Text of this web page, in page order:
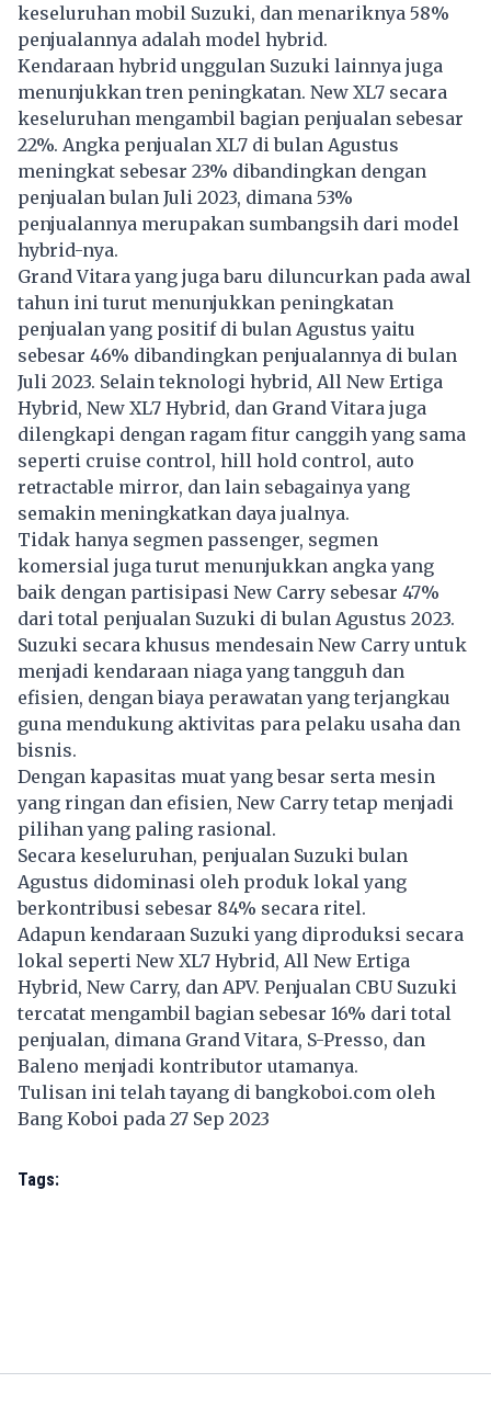
keseluruhan mobil Suzuki, dan menariknya 58%
penjualannya adalah model hybrid.
Kendaraan hybrid unggulan Suzuki lainnya juga
menunjukkan tren peningkatan. New XL7 secara
keseluruhan mengambil bagian penjualan sebesar
22%. Angka penjualan XL7 di bulan Agustus
meningkat sebesar 23% dibandingkan dengan
penjualan bulan Juli 2023, dimana 53%
penjualannya merupakan sumbangsih dari model
hybrid-nya.
Grand Vitara yang juga baru diluncurkan pada awal
tahun ini turut menunjukkan peningkatan
penjualan yang positif di bulan Agustus yaitu
sebesar 46% dibandingkan penjualannya di bulan
Juli 2023. Selain teknologi hybrid, All New Ertiga
Hybrid, New XL7 Hybrid, dan Grand Vitara juga
dilengkapi dengan ragam fitur canggih yang sama
seperti cruise control, hill hold control, auto
retractable mirror, dan lain sebagainya yang
semakin meningkatkan daya jualnya.
Tidak hanya segmen passenger, segmen
komersial juga turut menunjukkan angka yang
baik dengan partisipasi New Carry sebesar 47%
dari total penjualan Suzuki di bulan Agustus 2023.
Suzuki secara khusus mendesain New Carry untuk
menjadi kendaraan niaga yang tangguh dan
efisien, dengan biaya perawatan yang terjangkau
guna mendukung aktivitas para pelaku usaha dan
bisnis.
Dengan kapasitas muat yang besar serta mesin
yang ringan dan efisien, New Carry tetap menjadi
pilihan yang paling rasional.
Secara keseluruhan, penjualan Suzuki bulan
Agustus didominasi oleh produk lokal yang
berkontribusi sebesar 84% secara ritel.
Adapun kendaraan Suzuki yang diproduksi secara
lokal seperti New XL7 Hybrid, All New Ertiga
Hybrid, New Carry, dan APV. Penjualan CBU Suzuki
tercatat mengambil bagian sebesar 16% dari total
penjualan, dimana Grand Vitara, S-Presso, dan
Baleno menjadi kontributor utamanya.
Tulisan ini telah tayang dibangkoboi.com oleh
Bang Koboi pada 27 Sep 2023
Tags: